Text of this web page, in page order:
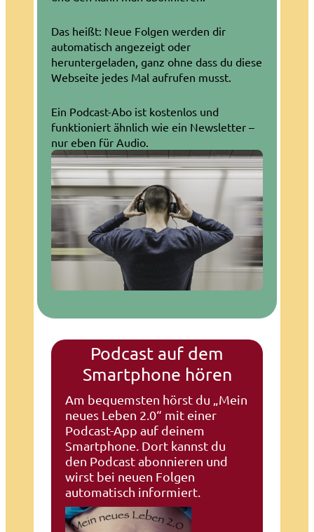
Das heißt: Neue Folgen werden dir
automatisch angezeigt oder
heruntergeladen, ganz ohne dass du diese
Webseite jedes Mal aufrufen musst.
Ein Podcast-Abo ist kostenlos und
funktioniert ähnlich wie ein Newsletter –
nur eben für Audio.
Podcast auf dem
Smartphone hören
Am bequemsten hörst du „Mein
neues Leben 2.0“ mit einer
Podcast-App auf deinem
Smartphone. Dort kannst du
den Podcast abonnieren und
wirst bei neuen Folgen
automatisch informiert.